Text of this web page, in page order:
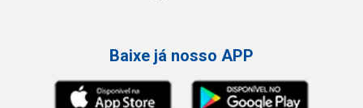
Baixe já nosso APP